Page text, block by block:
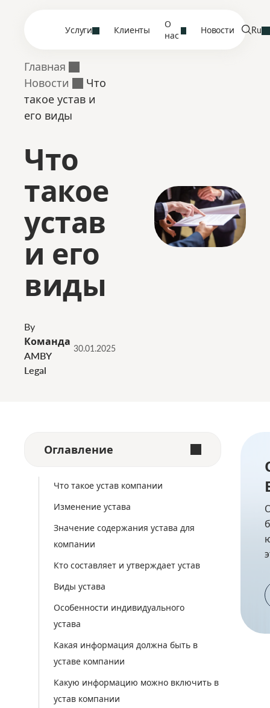
Услуги Клиенты
О
нас
Новости Ru
Главная
Новости
Что
такое устав и
его виды
Что
такое
устав
и его
виды
By
Команда
AMBY
Legal
30.01.2025
Оглавление
Что такое устав компании
Изменение устава
Значение содержания устава для
компании
Кто составляет и утверждает устав
Виды устава
Особенности индивидуального
устава
Какая информация должна быть в
уставе компании
Какую информацию можно включить в
устав компании